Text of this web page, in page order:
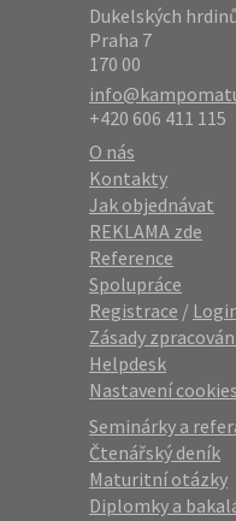
Dukelských
Praha 7
170 00
+420 606 411 115
O nás
Kontakty
Jak objednávat
REKLAMA zde
Reference
Spolupráce
Registrace /
Zásady
Helpdesk
Nastavení cookies
Seminárky a
Čtenářský deník
Maturitní otázky
Diplomky a